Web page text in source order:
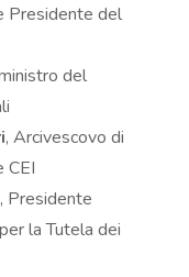
Presidente del
del
, Arcivescovo di
CEI
, Presidente
la Tutela dei